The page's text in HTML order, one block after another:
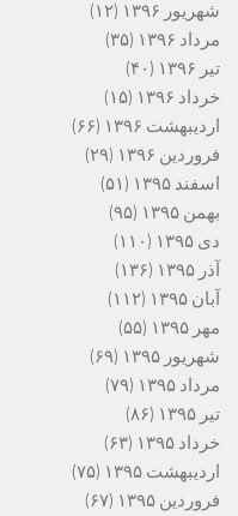
شهریور ۱۳۹۶
(۱۲)
مرداد ۱۳۹۶
(۳۵)
تیر ۱۳۹۶
(۴۰)
خرداد ۱۳۹۶
(۱۵)
اردیبهشت ۱۳۹۶
(۶۶)
فروردین ۱۳۹۶
(۲۹)
اسفند ۱۳۹۵
(۵۱)
بهمن ۱۳۹۵
(۹۵)
دی ۱۳۹۵
(۱۱۰)
آذر ۱۳۹۵
(۱۳۶)
آبان ۱۳۹۵
(۱۱۲)
مهر ۱۳۹۵
(۵۵)
شهریور ۱۳۹۵
(۶۹)
مرداد ۱۳۹۵
(۷۹)
تیر ۱۳۹۵
(۸۶)
خرداد ۱۳۹۵
(۶۳)
اردیبهشت ۱۳۹۵
(۷۵)
فروردین ۱۳۹۵
(۶۷)